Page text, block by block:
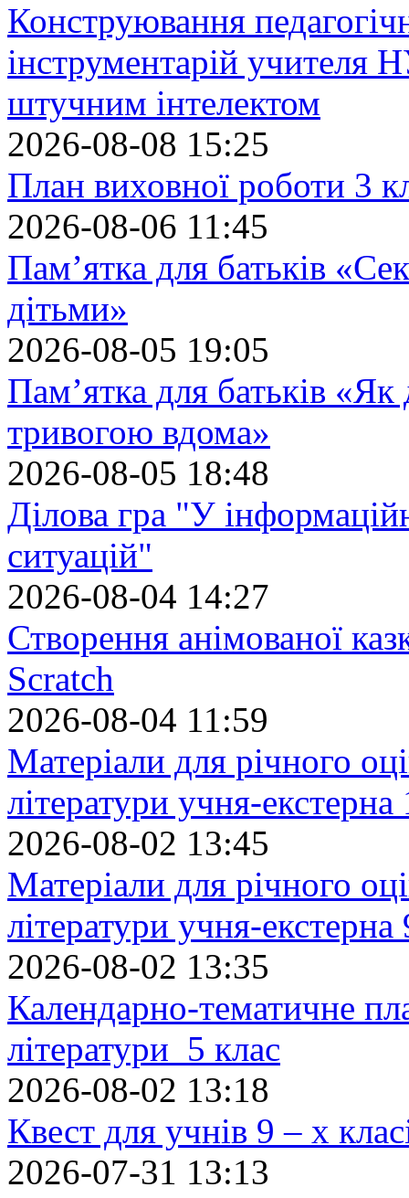
Конструювання
інструментарій учителя
штучним інтелектом
2026-08-08 15:25
План виховної роботи 3
2026-08-06 11:45
Пам’ятка для батьків
дітьми»
2026-08-05 19:05
Пам’ятка для батьків
тривогою вдома»
2026-08-05 18:48
Ділова гра "У
ситуацій"
2026-08-04 14:27
Створення анімованої
Scratch
2026-08-04 11:59
Матеріали для річного
літератури учня-екстерна
2026-08-02 13:45
Матеріали для річного
літератури учня-екстерна
2026-08-02 13:35
Календарно-тематичне
літератури 5 клас
2026-08-02 13:18
Квест для учнів 9 – х
2026-07-31 13:13